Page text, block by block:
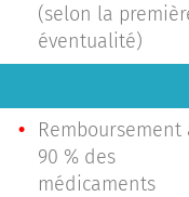
(selon la
éventualité)
Remboursement
90 % des
médicaments